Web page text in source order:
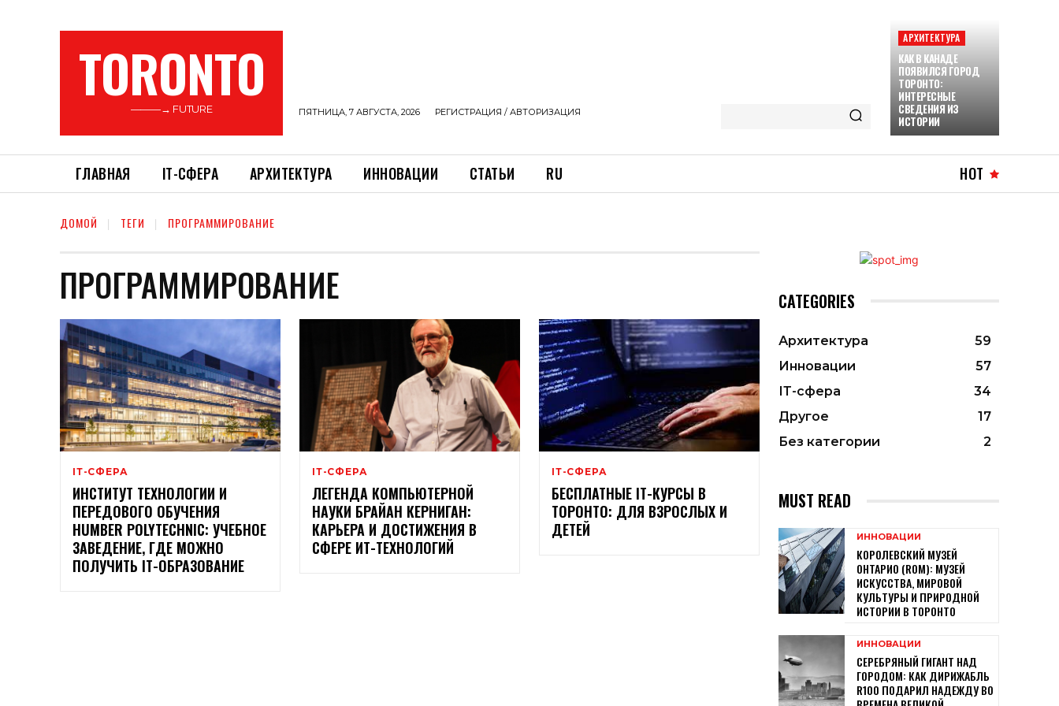
TORONTO
———→ FUTURE ПЯТНИЦА, 7 АВГУСТА, 2026 РЕГИСТРАЦИЯ / АВТОРИЗАЦИЯ
АРХИТЕКТУРА
КАК В КАНАДЕ
ПОЯВИЛСЯ ГОРОД
ТОРОНТО:
ИНТЕРЕСНЫЕ
СВЕДЕНИЯ ИЗ
ИСТОРИИ
ГЛАВНАЯ ІТ-СФЕРА АРХИТЕКТУРА ИННОВАЦИИ СТАТЬИ RU HOT
ДОМОЙ ТЕГИ ПРОГРАММИРОВАНИЕ
ПРОГРАММИРОВАНИЕ
ІТ-СФЕРА
ИНСТИТУТ ТЕХНОЛОГИИ И
ПЕРЕДОВОГО ОБУЧЕНИЯ
HUMBER POLYTECHNIC: УЧЕБНОЕ
ЗАВЕДЕНИЕ, ГДЕ МОЖНО
ПОЛУЧИТЬ ІТ-ОБРАЗОВАНИЕ
ІТ-СФЕРА
ЛЕГЕНДА КОМПЬЮТЕРНОЙ
НАУКИ БРАЙАН КЕРНИГАН:
КАРЬЕРА И ДОСТИЖЕНИЯ В
СФЕРЕ ИТ-ТЕХНОЛОГИЙ
ІТ-СФЕРА
БЕСПЛАТНЫЕ ІТ-КУРСЫ В
ТОРОНТО: ДЛЯ ВЗРОСЛЫХ И
ДЕТЕЙ
CATEGORIES
Архитектура
59
Инновации
57
ІТ-сфера
34
Другое
17
Без категории
2
MUST READ
ИННОВАЦИИ
КОРОЛЕВСКИЙ МУЗЕЙ
ОНТАРИО (ROM): МУЗЕЙ
ИСКУССТВА, МИРОВОЙ
КУЛЬТУРЫ И ПРИРОДНОЙ
ИСТОРИИ В ТОРОНТО
ИННОВАЦИИ
СЕРЕБРЯНЫЙ ГИГАНТ НАД
ГОРОДОМ: КАК ДИРИЖАБЛЬ
R100 ПОДАРИЛ НАДЕЖДУ ВО